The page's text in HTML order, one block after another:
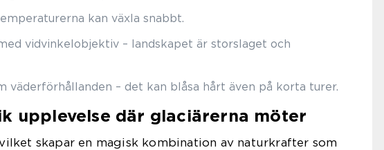
kan växla snabbt.
vidvinkelobjektiv – landskapet är storslaget och
väderförhållanden – det kan blåsa hårt även på korta turer.
upplevelse där glaciärerna möter
skapar en magisk kombination av naturkrafter som